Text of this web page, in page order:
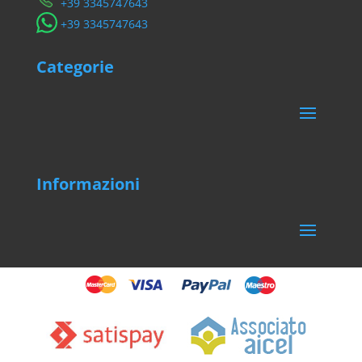
​+39 3345747643
Categorie
Informazioni